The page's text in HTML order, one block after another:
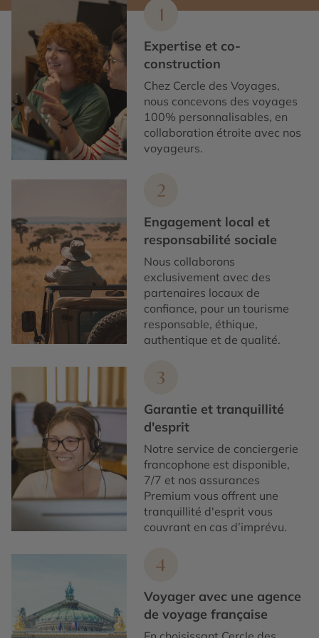
1
Expertise et co-
construction
Chez Cercle des Voyages,
nous concevons des voyages
100% personnalisables, en
collaboration étroite avec nos
voyageurs.
2
Engagement local et
responsabilité sociale
Nous collaborons
exclusivement avec des
partenaires locaux de
confiance, pour un tourisme
responsable, éthique,
authentique et de qualité.
3
Garantie et tranquillité
d'esprit
Notre service de conciergerie
francophone est disponible,
7/7 et nos assurances
Premium vous offrent une
tranquillité d'esprit vous
couvrant en cas d’imprévu.
4
Voyager avec une agence
de voyage française